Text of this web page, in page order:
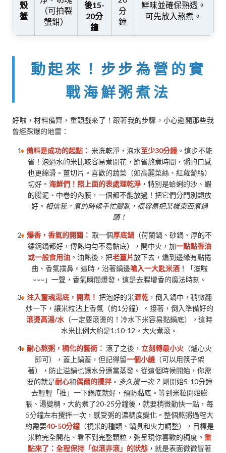
殼
蟹
（可拍裂
蟹鉗）
後15-
20分
鐘
分
鐘
鮮味並確保熟透。
可先放入熬煮。
動起來！步步為營的實
戰海鮮粥煮法
好啦，材料備齊，重頭戲來了！跟著我的步驟，小心避開那些我
曾經踩爆的地雷：
備料是成功的起點： 米洗乾淨，泡水至少30分鐘 。這步不能
省！泡過水的米比較容易煮開花，節省熬煮時間，粥的口感
也更綿滑。薑切片。喜歡的蔬菜（如高麗菜絲、紅蘿蔔絲）
切好。 海鮮們！照上面的表處理乾淨，特別是蛤蜊的沙、蝦
的腸泥、中卷的內膜，一個都不能放過！把它們分門別類放
好。 相信我，煮的時候手忙腳亂，很容易把某樣東西煮過
頭！
爆香，香氣的開關： 取一個厚底鍋 （荷蘭鍋、砂鍋、厚的不
鏽鋼鍋都好，傳熱均勻不易黏底），開中火，加一點點香油
或一般食用油。油熱後，把老薑片放下去，煸到邊緣有點捲
曲、香氣撲鼻。這時，沿著鍋邊嗆入一大匙米酒！「滋啦
~~~」一聲，香氣瞬間爆發，這是去腥增香的魔法時刻。
注入靈魂湯底，開煮！ 把泡好的米瀝乾 ，倒入鍋中，稍微翻
炒一下，讓米粒沾上香氣（約1分鐘）。接著，倒入準備好的
滾燙高湯/水 （一定要滾燙的！冷水下米容易黏鍋底）。這時
水米比例大約是1:10-12。大火煮滾。
耐心熬粥，稠化的藝術： 滾了之後， 立刻轉最小火 （爐心火
即可），蓋上鍋蓋，但記得留一個小縫（可以用筷子架
著），防止溢鍋也讓水分適當蒸發。從這個時候開始，你需
要的就是耐心和偶爾的攪拌。 多久攪一次？ 剛開始5-10分鐘
去輕輕「推」一下鍋底就好，預防黏底。等到米粒開始膨
脹、湯變稠，大約煮了20-25分鐘後，就要稍微勤快一點，每
5分鐘左右攪拌一次，感受粥的濃稠度變化。整個熬粥過程大
約需要40-50分鐘（視米的種類、鍋具和火力調整），目標是
米粒完全開花、看不到完整顆粒，粥呈現你喜歡的稠度。 重
點來了：全程保持「似滾非滾」的狀態，就是表面微微冒著